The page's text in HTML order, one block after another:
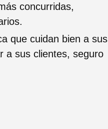
concurridas,
que cuidan bien a sus
a sus clientes, seguro